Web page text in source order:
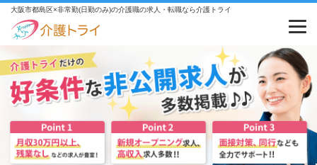
大阪市都島区×非常勤(日勤のみ)の介護職の求人・転職なら介護トライ